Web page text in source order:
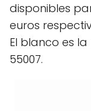
disponibles
euros
El blanco es
55007.